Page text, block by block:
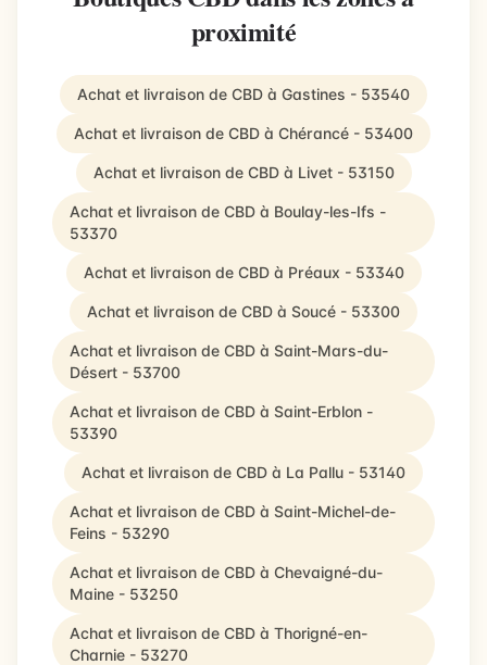
proximité
Achat et livraison de CBD à Gastines - 53540
Achat et livraison de CBD à Chérancé - 53400
Achat et livraison de CBD à Livet - 53150
Achat et livraison de CBD à Boulay-les-Ifs -
53370
Achat et livraison de CBD à Préaux - 53340
Achat et livraison de CBD à Soucé - 53300
Achat et livraison de CBD à Saint-Mars-du-
Désert - 53700
Achat et livraison de CBD à Saint-Erblon -
53390
Achat et livraison de CBD à La Pallu - 53140
Achat et livraison de CBD à Saint-Michel-de-
Feins - 53290
Achat et livraison de CBD à Chevaigné-du-
Maine - 53250
Achat et livraison de CBD à Thorigné-en-
Charnie - 53270